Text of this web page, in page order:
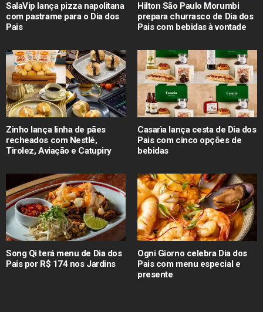
SalaVip lança pizza napolitana
com pastrame para o Dia dos
Pais
Hilton São Paulo Morumbi
prepara churrasco de Dia dos
Pais com bebidas à vontade
Zinho lança linha de pães
recheados com Nestlé,
Tirolez, Aviação e Catupiry
Casarìa lança cesta de Dia dos
Pais com cinco opções de
bebidas
Song Qi terá menu de Dia dos
Pais por R$ 174 nos Jardins
Ogni Giorno celebra Dia dos
Pais com menu especial e
presente